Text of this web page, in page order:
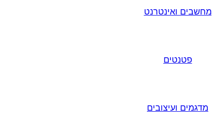
מחשבים ואינטרנט
פטנטים
מדגמים ועיצובים